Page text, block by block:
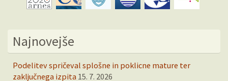
Najnovejše
Podelitev spričeval splošne in poklicne mature ter
zaključnega izpita 15. 7. 2026